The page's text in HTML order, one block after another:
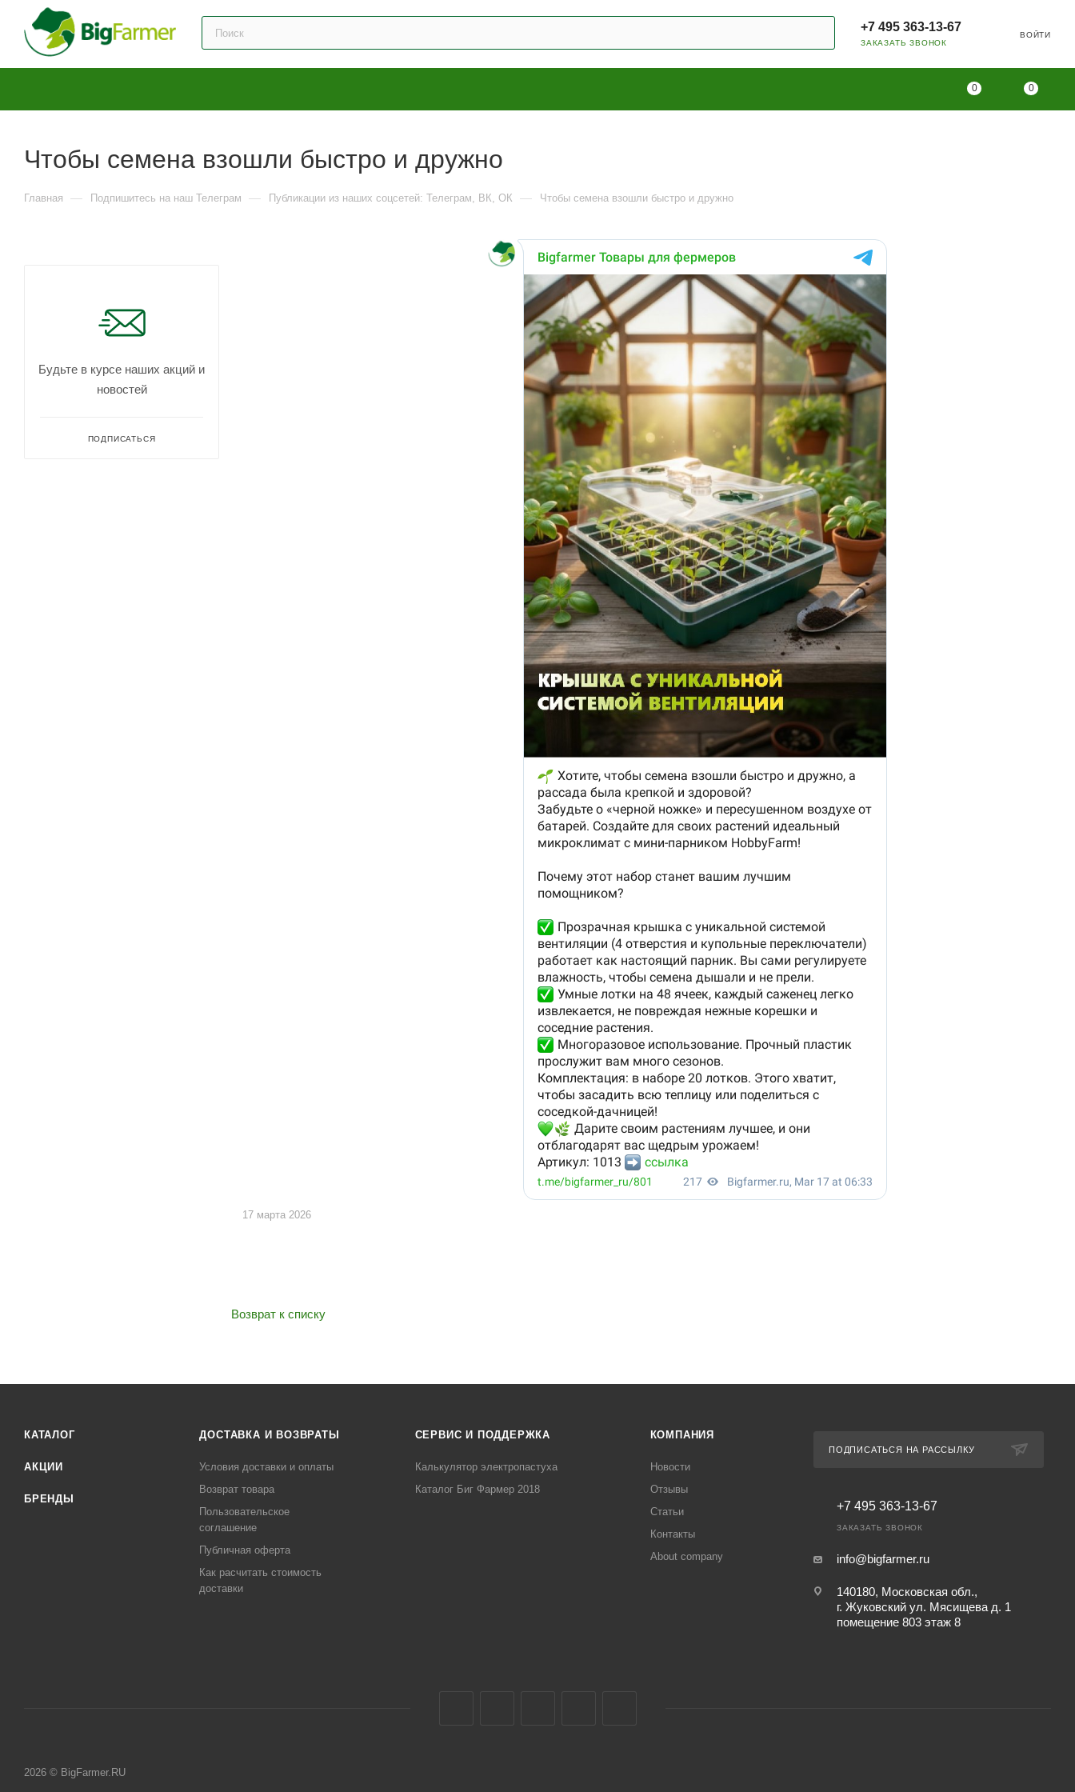
+7 495 363-13-67
ЗАКАЗАТЬ ЗВОНОК
ВОЙТИ
0 0
Чтобы семена взошли быстро и дружно
Главная — Подпишитесь на наш Телеграм — Публикации из наших соцсетей: Телеграм, ВК, ОК — Чтобы семена взошли быстро и дружно
17 марта 2026
Возврат к списку
Будьте в курсе наших акций и
новостей
ПОДПИСАТЬСЯ
КАТАЛОГ
АКЦИИ
БРЕНДЫ
ДОСТАВКА И ВОЗВРАТЫ
Условия доставки и оплаты
Возврат товара
Пользовательское
соглашение
Публичная оферта
Как расчитать стоимость
доставки
СЕРВИС И ПОДДЕРЖКА
Калькулятор электропастуха
Каталог Биг Фармер 2018
КОМПАНИЯ
Новости
Отзывы
Статьи
Контакты
About company
ПОДПИСАТЬСЯ НА РАССЫЛКУ
+7 495 363-13-67
ЗАКАЗАТЬ ЗВОНОК
info@bigfarmer.ru
140180, Московская обл.,
г. Жуковский ул. Мясищева д. 1
помещение 803 этаж 8
2026 © BigFarmer.RU